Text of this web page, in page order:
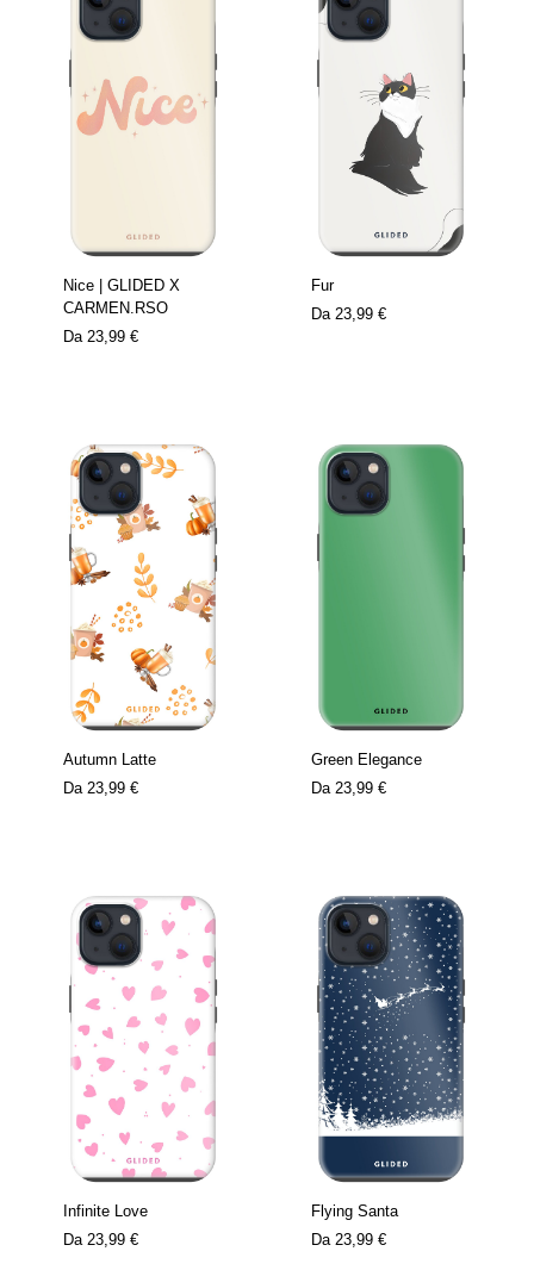
Nice | GLIDED X
CARMEN.RSO
Da 23,99 €
Fur
Da 23,99 €
Autumn Latte
Da 23,99 €
Green Elegance
Da 23,99 €
Infinite Love
Da 23,99 €
Flying Santa
Da 23,99 €